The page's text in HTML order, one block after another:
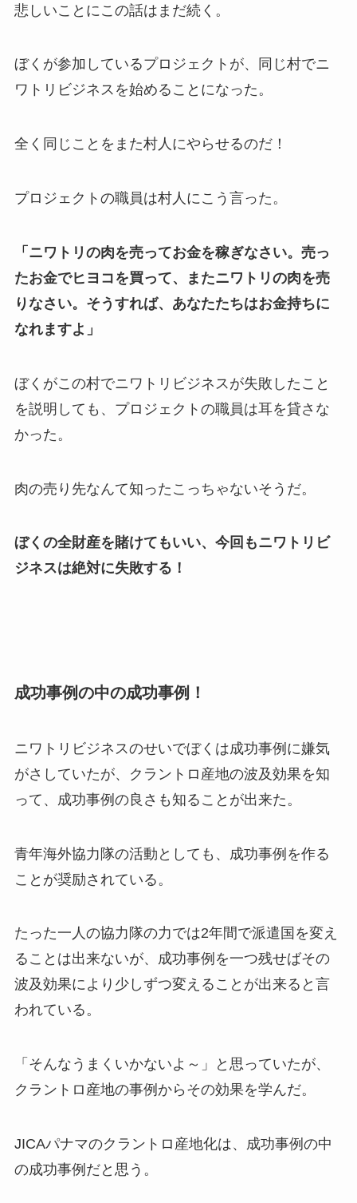
悲しいことにこの話はまだ続く。
ぼくが参加しているプロジェクトが、同じ村でニ
ワトリビジネスを始めることになった。
全く同じことをまた村人にやらせるのだ！
プロジェクトの職員は村人にこう言った。
「ニワトリの肉を売ってお金を稼ぎなさい。売っ
たお金でヒヨコを買って、またニワトリの肉を売
りなさい。そうすれば、あなたたちはお金持ちに
なれますよ」
ぼくがこの村でニワトリビジネスが失敗したこと
を説明しても、プロジェクトの職員は耳を貸さな
かった。
肉の売り先なんて知ったこっちゃないそうだ。
ぼくの全財産を賭けてもいい、今回もニワトリビ
ジネスは絶対に失敗する！
成功事例の中の成功事例！
ニワトリビジネスのせいでぼくは成功事例に嫌気
がさしていたが、クラントロ産地の波及効果を知
って、成功事例の良さも知ることが出来た。
青年海外協力隊の活動としても、成功事例を作る
ことが奨励されている。
たった一人の協力隊の力では2年間で派遣国を変え
ることは出来ないが、成功事例を一つ残せばその
波及効果により少しずつ変えることが出来ると言
われている。
「そんなうまくいかないよ～」と思っていたが、
クラントロ産地の事例からその効果を学んだ。
JICAパナマのクラントロ産地化は、成功事例の中
の成功事例だと思う。